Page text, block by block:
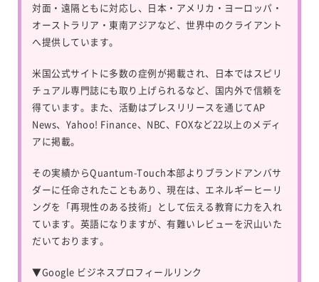
対面・遠隔ともに対応し、日本・アメリカ・ヨーロッパ・
オーストラリア・東南アジアなど、世界中のクライアント
へ提供しています。
米国公式サイトに多数の症例が掲載され、日本ではスピリ
チュアル専門誌にも取り上げられるなど、国内外で信頼を
得ています。また、活動はプレスリリースを通じてAP
News、Yahoo! Finance、NBC、FOXなど22以上のメディ
アに掲載。
その実績からQuantum-Touch本部よりブランドアンバサ
ダーに任命されたこともあり、現在は、エネルギーヒーリ
ングを「再現性のある技術」として伝える教育に力を入れ
ています。英語になりますが、有難いレビューを沢山いた
だいております。
▼Google ビジネスプロフィールリンク